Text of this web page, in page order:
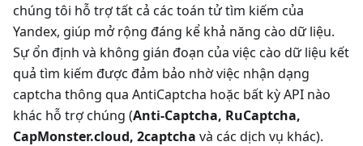
chúng tôi hỗ trợ tất cả các toán tử tìm kiếm của
Yandex, giúp mở rộng đáng kể khả năng cào dữ liệu.
Sự ổn định và không gián đoạn của việc cào dữ liệu kết
quả tìm kiếm được đảm bảo nhờ việc nhận dạng
captcha thông qua AntiCaptcha hoặc bất kỳ API nào
khác hỗ trợ chúng (Anti-Captcha, RuCaptcha,
CapMonster.cloud, 2captcha và các dịch vụ khác).